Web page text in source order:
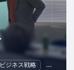
ビジネス戦略 リーダ